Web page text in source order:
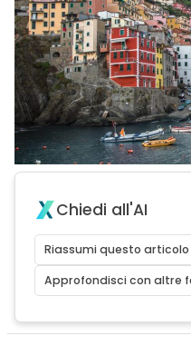
Chiedi all'AI
Riassumi questo articolo
Approfondisci con altre